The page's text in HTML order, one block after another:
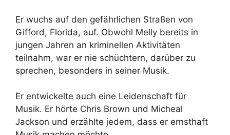
Er wuchs auf den gefährlichen Straßen von
Gifford, Florida, auf. Obwohl Melly bereits in
jungen Jahren an kriminellen Aktivitäten
teilnahm, war er nie schüchtern, darüber zu
sprechen, besonders in seiner Musik.
Er entwickelte auch eine Leidenschaft für
Musik. Er hörte Chris Brown und Micheal
Jackson und erzählte jedem, dass er ernsthaft